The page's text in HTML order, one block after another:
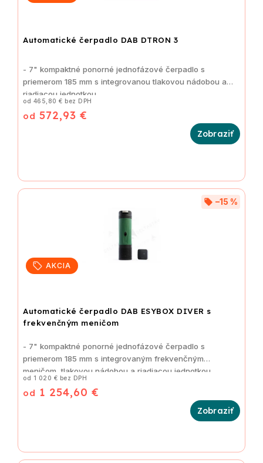
Automatické čerpadlo DAB DTRON 3
od 465,80 € bez DPH
od 572,93 €
- 7" kompaktné ponorné jednofázové čerpadlo s
priemerom 185 mm s integrovanou tlakovou nádobou a
riadiacou jednotkou
AKCIA
Automatické čerpadlo DAB ESYBOX DIVER s
frekvenčným meničom
–15 %
od 1 020 € bez DPH
od 1 254,60 €
- 7" kompaktné ponorné jednofázové čerpadlo s
priemerom 185 mm s integrovaným frekvenčným
meničom, tlakovou nádobou a riadiacou jednotkou
D.Connect Box 2 pre kompletné ovládanie čerpadla cez
tablet alebo inteligentný telefón